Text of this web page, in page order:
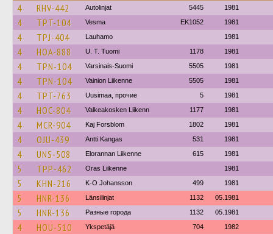
4 RHV-442 Autolinjat 5445 1981
4 TPT-104 Vesma EK1052 1981
4 TPJ-404 Lauhamo 1981
4 HOA-888 U. T. Tuomi 1178 1981
4 TPN-104 Varsinais-Suomi 5505 1981
4 TPN-104 Vainion Liikenne 5505 1981
4 TPT-763 Uusimaa, прочие 5 1981
4 HOC-804 Valkeakosken Liikenn 1177 1981
4 MCR-904 Kaj Forsblom 1802 1981
4 OJU-439 Antti Kangas 531 1981
4 UNS-508 Elorannan Liikenne 615 1981
5 TPP-462 Oras Liikenne 1981
5 KHN-216 K-O Johansson 499 1981
5 HNR-136 Länsilinjat 1132 05.1981
5 HNR-136 Разные города 1132 05.1981
4 HOU-510 Ykspetäjä 704 1982